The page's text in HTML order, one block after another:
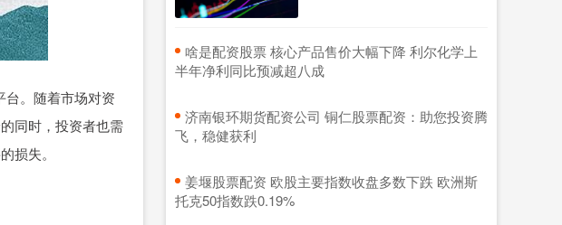
。随着市场对资
同时，投资者也需
损失。
​啥是配资股票 核心产品售价大幅下降 利尔化学上
半年净利同比预减超八成
​济南银环期货配资公司 铜仁股票配资：助您投资腾
飞，稳健获利
​姜堰股票配资 欧股主要指数收盘多数下跌 欧洲斯
托克50指数跌0.19%